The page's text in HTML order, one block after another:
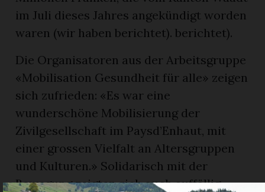
im Juli dieses Jahres angekündigt worden
waren (wir haben berichtet). berichtet).
Die Organisatoren aus der Arbeitsgruppe
«Mobilisation Gesundheit für alle» zeigen
sich zufrieden: «Es war eine
wunderschöne Mobilisierung der
Zivilgesellschaft im Paysd’Enhaut, mit
einer grossen Vielfalt an Altersgruppen
und Kulturen.» Solidarisch mit der
Bewegung zeigten sich auch auffällig